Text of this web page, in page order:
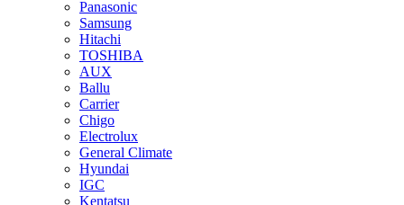
Panasonic
Samsung
Hitachi
TOSHIBA
AUX
Ballu
Carrier
Chigo
Electrolux
General Climate
Hyundai
IGC
Kentatsu